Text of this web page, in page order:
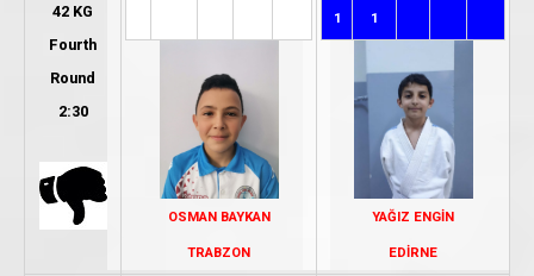
42 KG
Fourth
Round
2:30
OSMAN BAYKAN
TRABZON
1 1
YAĞIZ ENGİN
EDİRNE